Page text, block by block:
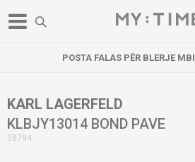
POSTA FALAS PËR BLERJE
KARL LAGERFELD
KLBJY13014 BOND PAVE
38794